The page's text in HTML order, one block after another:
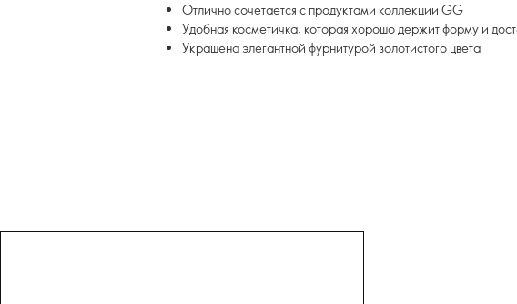
Отлично сочетается с продуктами коллекции GG
Удобная косметичка, которая хорошо держит форму и
Украшена элегантной фурнитурой золотистого цвета